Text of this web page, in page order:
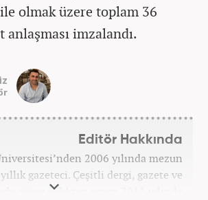
olmak üzere toplam 36
imzalandı.
Editör Hakkında
2006 yılında mezun
gazeteci. Çeşitli dergi, gazete ve
görev aldıktan sonra 2011 yılında